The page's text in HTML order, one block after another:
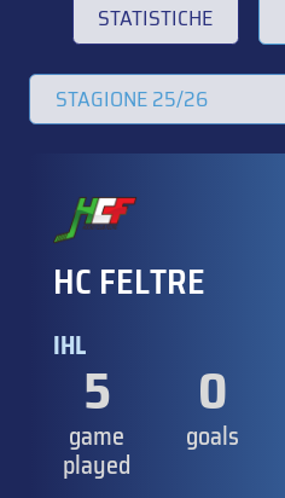
STATISTICHE
HC FELTRE
IHL
5
game
played
0
goals